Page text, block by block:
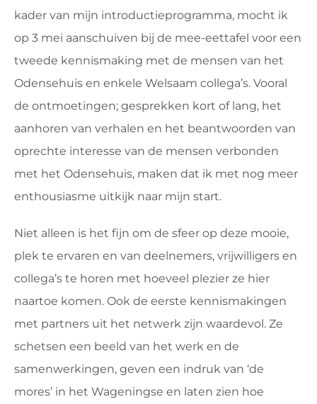
kader van mijn introductieprogramma, mocht ik
op 3 mei aanschuiven bij de mee-eettafel voor een
tweede kennismaking met de mensen van het
Odensehuis en enkele Welsaam collega’s. Vooral
de ontmoetingen; gesprekken kort of lang, het
aanhoren van verhalen en het beantwoorden van
oprechte interesse van de mensen verbonden
met het Odensehuis, maken dat ik met nog meer
enthousiasme uitkijk naar mijn start.
Niet alleen is het fijn om de sfeer op deze mooie,
plek te ervaren en van deelnemers, vrijwilligers en
collega’s te horen met hoeveel plezier ze hier
naartoe komen. Ook de eerste kennismakingen
met partners uit het netwerk zijn waardevol. Ze
schetsen een beeld van het werk en de
samenwerkingen, geven een indruk van ‘de
mores’ in het Wageningse en laten zien hoe